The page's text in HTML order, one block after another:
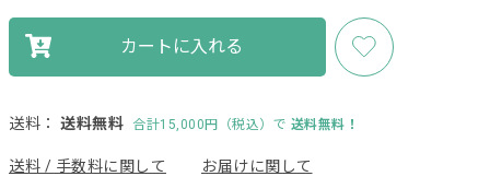
カートに入れる
送料： 送料無料 合計15,000円（税込）で 送料無料！
送料 / 手数料に関して お届けに関して